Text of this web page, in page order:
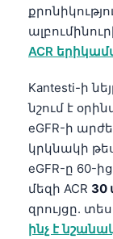
ACR
Kantesti-ի
նշում է
eGFR-ի
կրկնակի
eGFR-ը 60-
մեզի ACR 30
զրույցը.
ինչ էئۇيغۇرچە
Татар
Esperanto
Frysk
Norsk